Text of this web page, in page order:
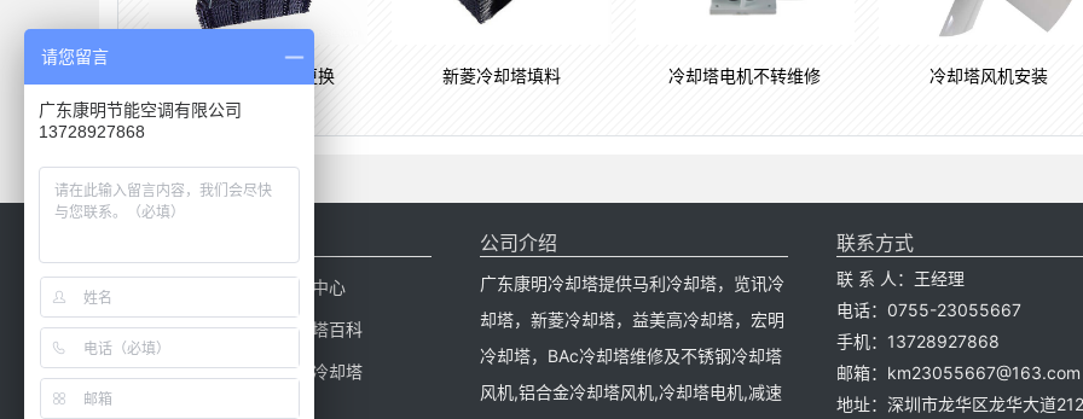
马利冷却塔填料更换 新菱冷却塔填料 冷却塔电机不转维修 冷却塔风机安装
产品中心
冷却塔配件 冷却塔百科
新闻中心 康明冷却塔
工程案例
公司介绍
广东康明冷却塔提供马利冷却塔，览讯冷
却塔，新菱冷却塔，益美高冷却塔，宏明
冷却塔，BAc冷却塔维修及不锈钢冷却塔
风机,铝合金冷却塔风机,冷却塔电机,减速
联系方式
联 系 人：王经理
电话：0755-23055667
手机：13728927868
邮箱：km23055667@163.com
地址：深圳市龙华区龙华大道
请您留言
广东康明节能空调有限公司
13728927868